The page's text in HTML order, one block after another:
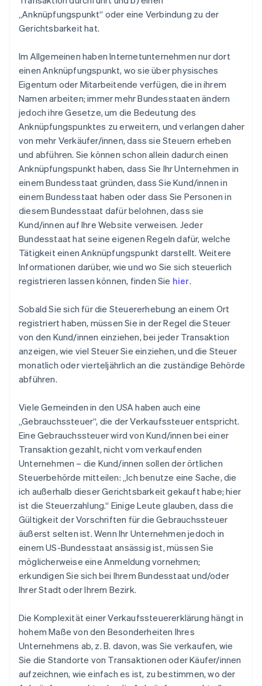
„Anknüpfungspunkt“ oder eine Verbindung zu der
Gerichtsbarkeit hat.
Im Allgemeinen haben Internetunternehmen nur dort
einen Anknüpfungspunkt, wo sie über physisches
Eigentum oder Mitarbeitende verfügen, die in ihrem
Namen arbeiten; immer mehr Bundesstaaten ändern
jedoch ihre Gesetze, um die Bedeutung des
Anknüpfungspunktes zu erweitern, und verlangen daher
von mehr Verkäufer/innen, dass sie Steuern erheben
und abführen. Sie können schon allein dadurch einen
Anknüpfungspunkt haben, dass Sie Ihr Unternehmen in
einem Bundesstaat gründen, dass Sie Kund/innen in
einem Bundesstaat haben oder dass Sie Personen in
diesem Bundesstaat dafür belohnen, dass sie
Kund/innen auf Ihre Website verweisen. Jeder
Bundesstaat hat seine eigenen Regeln dafür, welche
Tätigkeit einen Anknüpfungspunkt darstellt. Weitere
Informationen darüber, wie und wo Sie sich steuerlich
registrieren lassen können, finden Sie hier.
Sobald Sie sich für die Steuererhebung an einem Ort
registriert haben, müssen Sie in der Regel die Steuer
von den Kund/innen einziehen, bei jeder Transaktion
anzeigen, wie viel Steuer Sie einziehen, und die Steuer
monatlich oder vierteljährlich an die zuständige Behörde
abführen.
Viele Gemeinden in den USA haben auch eine
„Gebrauchssteuer“, die der Verkaufssteuer entspricht.
Eine Gebrauchssteuer wird von Kund/innen bei einer
Transaktion gezahlt, nicht vom verkaufenden
Unternehmen – die Kund/innen sollen der örtlichen
Steuerbehörde mitteilen: „Ich benutze eine Sache, die
ich außerhalb dieser Gerichtsbarkeit gekauft habe; hier
ist die Steuerzahlung.“ Einige Leute glauben, dass die
Gültigkeit der Vorschriften für die Gebrauchssteuer
äußerst selten ist. Wenn Ihr Unternehmen jedoch in
einem US-Bundesstaat ansässig ist, müssen Sie
möglicherweise eine Anmeldung vornehmen;
erkundigen Sie sich bei Ihrem Bundesstaat und/oder
Ihrer Stadt oder Ihrem Bezirk.
Die Komplexität einer Verkaufssteuererklärung hängt in
hohem Maße von den Besonderheiten Ihres
Unternehmens ab, z. B. davon, was Sie verkaufen, wie
Sie die Standorte von Transaktionen oder Käufer/innen
aufzeichnen, wie einfach es ist, zu bestimmen, wo der